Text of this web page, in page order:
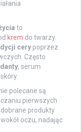
to
krem do twarzy.
cery poprzez
Często
, serum
polecane są
pierwszych
dobrane produkty
oczu, nadając